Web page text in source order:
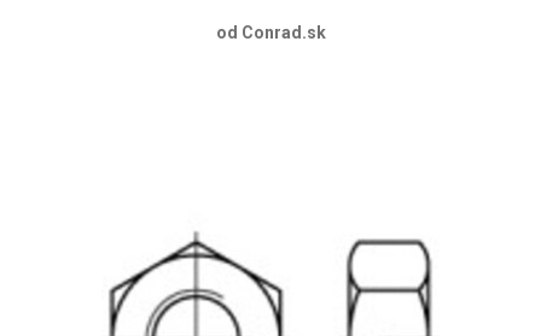
od Conrad.sk